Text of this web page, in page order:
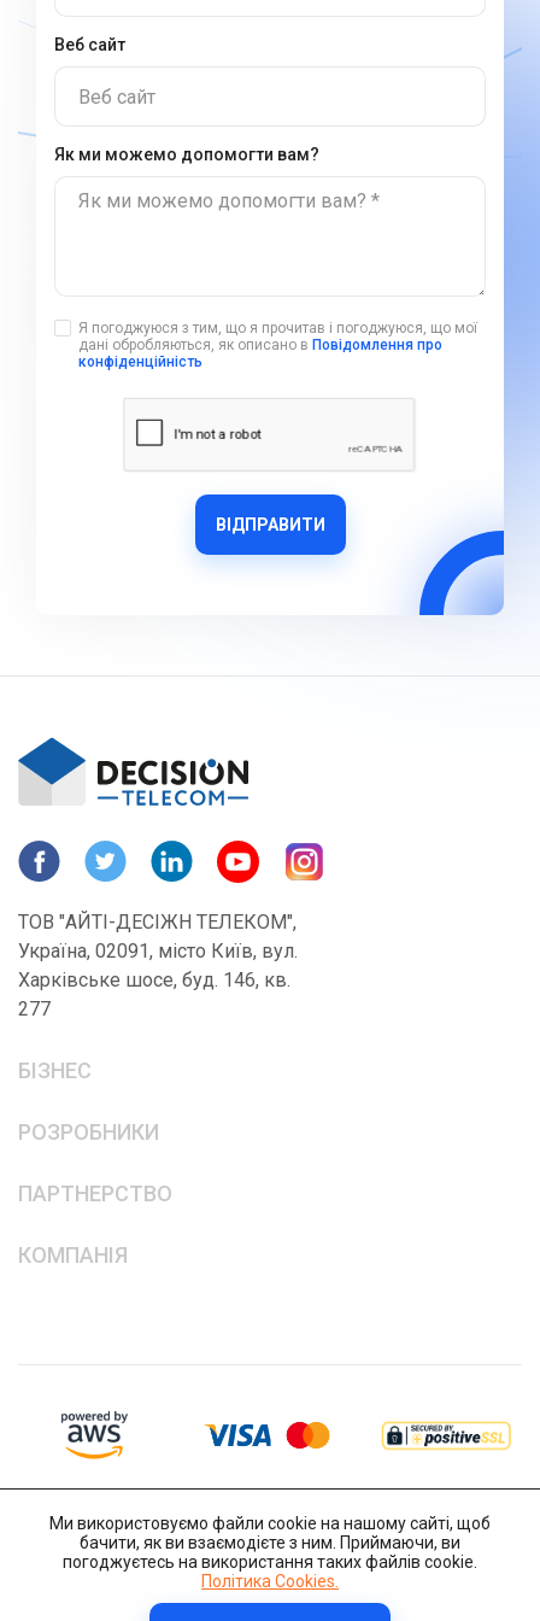
Веб сайт
Веб сайт
Як ми можемо допомогти вам?
Як ми можемо допомогти вам? *
Я погоджуюся з тим, що я прочитав і погоджуюся, що мої
дані обробляються, як описано в Повідомлення про
конфіденційність
ВІДПРАВИТИ
ТОВ "АЙТІ-ДЕСІЖН ТЕЛЕКОМ",
Україна, 02091, місто Київ, вул.
Харківське шосе, буд. 146, кв.
277
БІЗНЕС
РОЗРОБНИКИ
ПАРТНЕРСТВО
КОМПАНІЯ
Ми використовуємо файли cookie на нашому сайті, щоб
бачити, як ви взаємодієте з ним. Приймаючи, ви
погоджуєтесь на використання таких файлів cookie.
Політика Cookies.